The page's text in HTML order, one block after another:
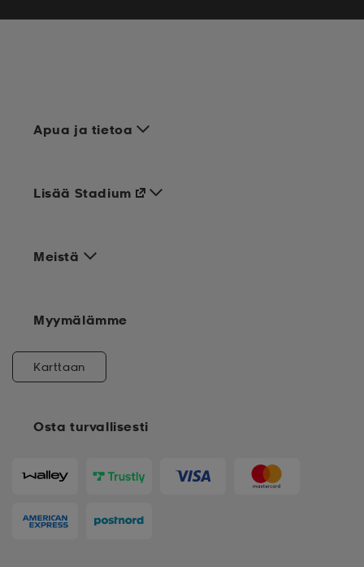
Apua ja tietoa
Meistä
Osta turvallisesti
Lisää Stadium
Myymälämme
Karttaan